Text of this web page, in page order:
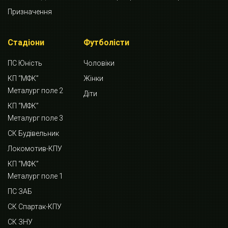
Призначення
Стадіони
ПС Юність
КП “МФК”
Металург поле 2
КП “МФК”
Металург поле 3
СК Будівельник
Локомотив-КПУ
КП “МФК”
Металург поле 1
ПС ЗАБ
СК Спартак-КПУ
СК ЗНУ
Футболісти
Чоловіки
Жінки
Діти